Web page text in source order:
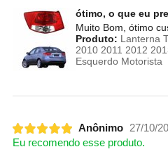
ótimo, o que eu
Muito Bom, ótimo
Produto: Lanterna
2010 2011 2012
Esquerdo Motorista
Anônimo 27/10/
Eu recomendo esse produto.